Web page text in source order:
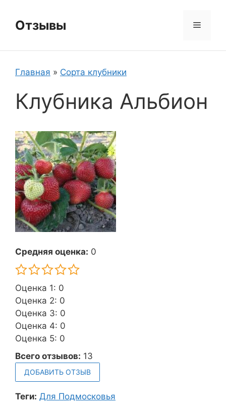
содержимому
Отзывы Меню
Главная » Сорта клубники
Клубника Альбион
Средняя оценка: 0
Оценка 1: 0
Оценка 2: 0
Оценка 3: 0
Оценка 4: 0
Оценка 5: 0
Всего отзывов: 13
ДОБАВИТЬ ОТЗЫВ
Теги: Для Подмосковья